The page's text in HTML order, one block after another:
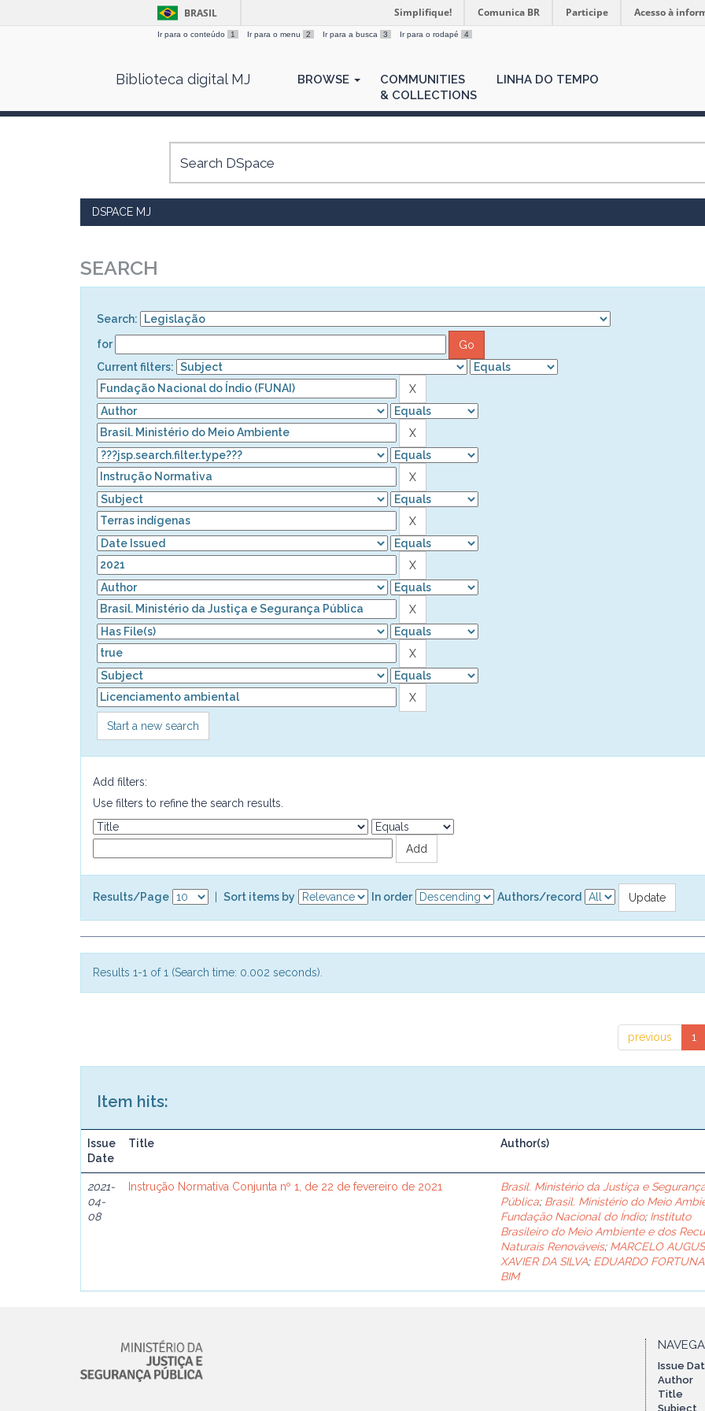
BRASIL Simplifique! Comunica BR Participe Acesso à
Ir para o conteúdo 1 Ir para o menu 2 Ir para a busca 3 Ir para o rodapé 4
Biblioteca digital MJ BROWSE
COMMUNITIES
& COLLECTIONS
LINHA DO TEMPO
DSPACE MJ
SEARCH
Search:
for
Current filters:
Start a new search
Add filters:
Use filters to refine the search results.
Results/Page Sort items by In order Authors/record
Results 1-1 of 1 (Search time: 0.002 seconds).
previous 1
Item hits:
Issue
Date
Title Author(s)
2021-
04-
08
Instrução Normativa Conjunta nº 1, de 22 de fevereiro de 2021
Brasil. Ministério da Justiça e
Pública; Brasil. Ministério do Meio
Fundação Nacional do Índio; Instituto
Brasileiro do Meio Ambiente e dos
Naturais Renováveis; MARCELO
XAVIER DA SILVA; EDUARDO
BIM
Issue
Author
Title
Subject